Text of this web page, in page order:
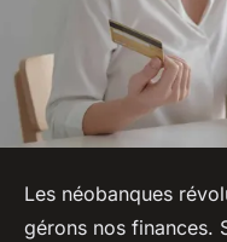
Les néobanques
gérons nos finances.